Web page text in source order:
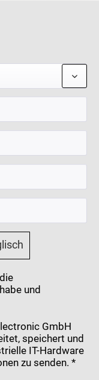
und
GmbH
speichert und
IT-Hardware
zu senden. *